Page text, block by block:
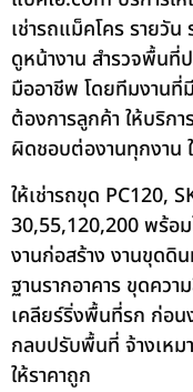
เช่ารถแม็คโคร รายวัน
ดูหน้างาน สำรวจพื้นที่ป
มืออาชีพ โดยทีมงานที่
ต้องการลูกค้า ให้บริก
ผิดชอบต่องานทุกงาน
ให้เช่ารถขุด PC120,
30,55,120,200 พร้อม
งานก่อสร้าง งานขุดดิ
ฐานรากอาคาร ขุดคว
เคลียร์ริ่งพื้นที่รก ก่อน
กลบปรับพื้นที่ จ้างเหม
ให้ราคาถูก